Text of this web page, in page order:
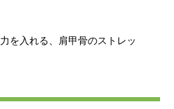
を入れる、肩甲骨のストレッ